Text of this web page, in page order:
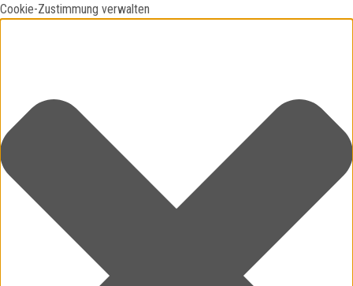
Cookie-Zustimmung verwalten